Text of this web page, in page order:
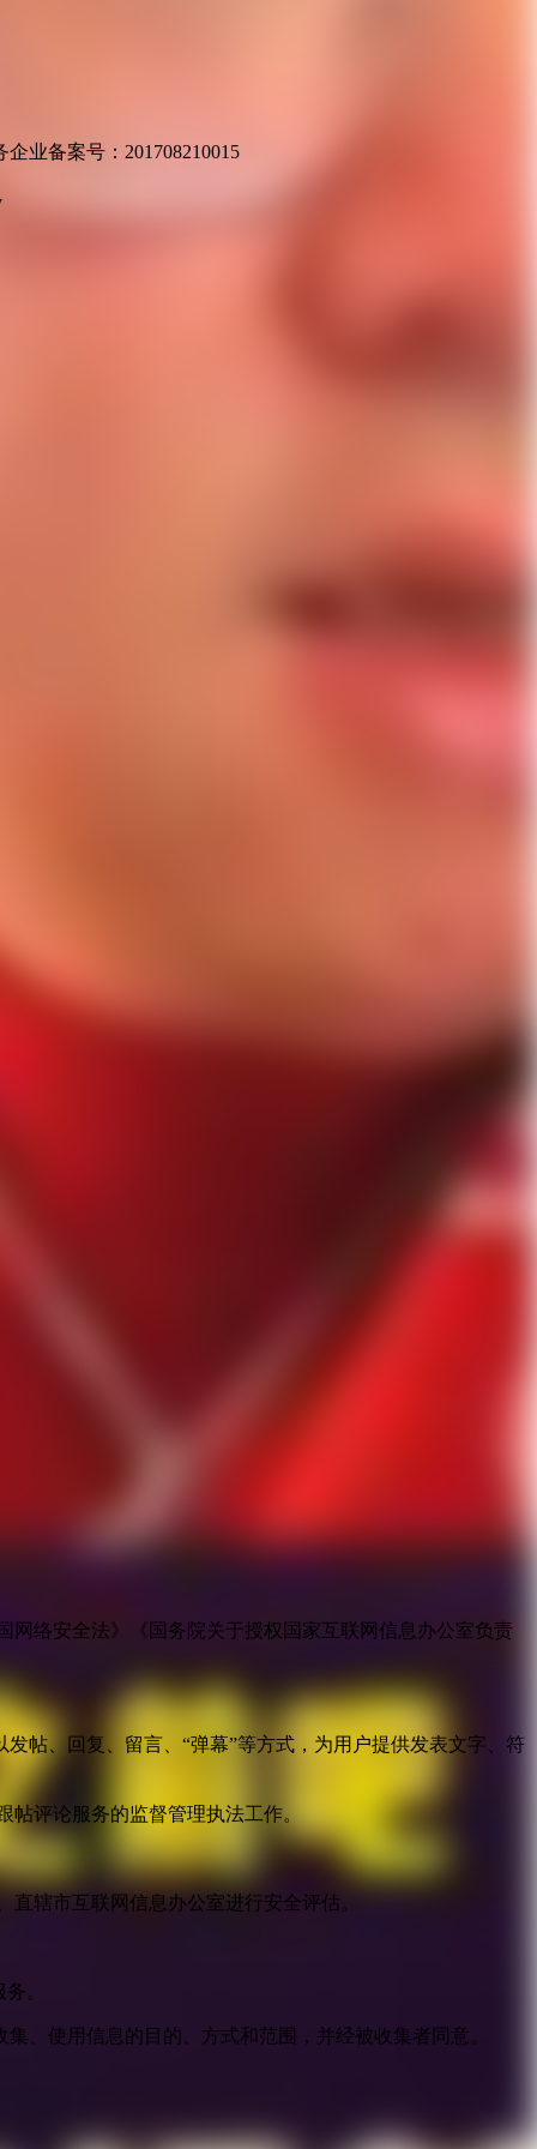
业备案号：201708210015
络安全法》《国务院关于授权国家互联网信息办公室负责
帖、回复、留言、“弹幕”等方式，为用户提供发表文字、符
评论服务的监督管理执法工作。
辖市互联网信息办公室进行安全评估。
。
、使用信息的目的、方式和范围，并经被收集者同意。